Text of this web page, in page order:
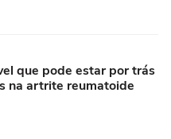
que pode estar por trás
na artrite reumatoide